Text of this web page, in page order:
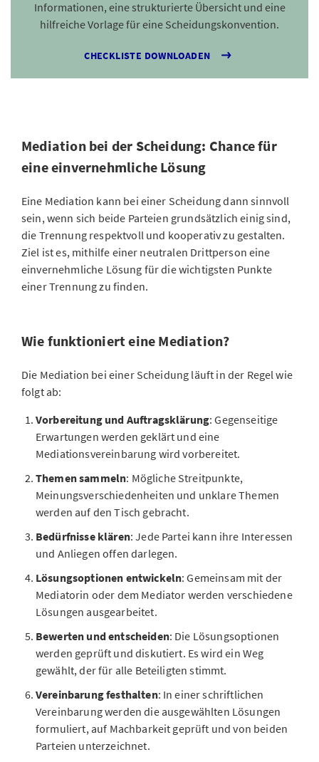
Informationen, eine strukturierte Übersicht und eine
hilfreiche Vorlage für eine Scheidungskonvention.
CHECKLISTE DOWNLOADEN
Mediation bei der Scheidung: Chance für
eine einvernehmliche Lösung
Eine Mediation kann bei einer Scheidung dann sinnvoll
sein, wenn sich beide Parteien grundsätzlich einig sind,
die Trennung respektvoll und kooperativ zu gestalten.
Ziel ist es, mithilfe einer neutralen Drittperson eine
einvernehmliche Lösung für die wichtigsten Punkte
einer Trennung zu finden.
Wie funktioniert eine Mediation?
Die Mediation bei einer Scheidung läuft in der Regel wie
folgt ab:
Vorbereitung und Auftragsklärung: Gegenseitige
Erwartungen werden geklärt und eine
Mediationsvereinbarung wird vorbereitet.
Themen sammeln: Mögliche Streitpunkte,
Meinungsverschiedenheiten und unklare Themen
werden auf den Tisch gebracht.
Bedürfnisse klären: Jede Partei kann ihre Interessen
und Anliegen offen darlegen.
Lösungsoptionen entwickeln: Gemeinsam mit der
Mediatorin oder dem Mediator werden verschiedene
Lösungen ausgearbeitet.
Bewerten und entscheiden: Die Lösungsoptionen
werden geprüft und diskutiert. Es wird ein Weg
gewählt, der für alle Beteiligten stimmt.
Vereinbarung festhalten: In einer schriftlichen
Vereinbarung werden die ausgewählten Lösungen
formuliert, auf Machbarkeit geprüft und von beiden
Parteien unterzeichnet.